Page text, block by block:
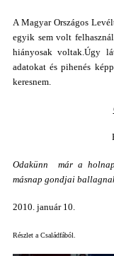
A Magyar Országos
egyik sem volt
hiányosak voltak.Úgy
adatokat és pihenés
keresnem.
Odakünn már a
másnap gondjai
2010. január 10.
Részlet a Családfából.